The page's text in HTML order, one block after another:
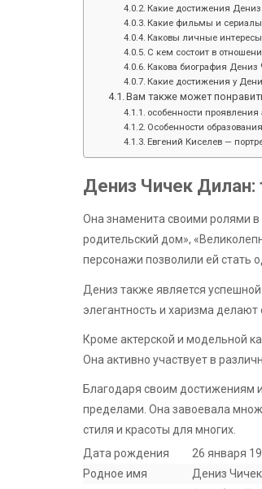
Какие достижения
Какие фильмы и
Каковы личные
С кем состоит в
Какова биография
Какие достижения у
Вам также может
особенности
Особенности
Евгений Киселев —
Дениз Чичек Дилан:
Она знаменита своими ролями в
родительский дом»,
персонажи позволили ей стать
Дениз также является
элегантность и харизма
Кроме актерской и модельной
Она активно участвует в
Благодаря своим достижениям
пределами. Она завоевала
стиля и красоты для многих.
Дата рождения
26 января
Родное имя
Дениз